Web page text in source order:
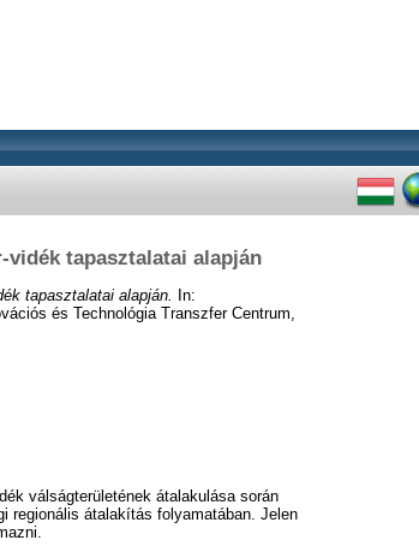
tapasztalatai alapján
tapasztalatai alapján. In:
és Technológia Transzfer Centrum,
válságterületének átalakulása során
regionális átalakítás folyamatában. Jelen